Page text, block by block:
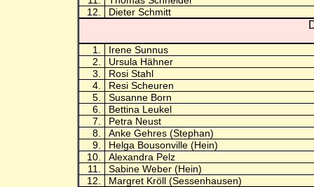
12.
Dieter Schmitt
1.
Irene Sunnus
2.
Ursula Hähner
3.
Rosi Stahl
4.
Resi Scheuren
5.
Susanne Born
6.
Bettina Leukel
7.
Petra Neust
8.
Anke Gehres (Stephan)
9.
Helga Bousonville (Hein)
10.
Alexandra Pelz
11.
Sabine Weber (Hein)
12.
Margret Kröll (Sessenhausen)